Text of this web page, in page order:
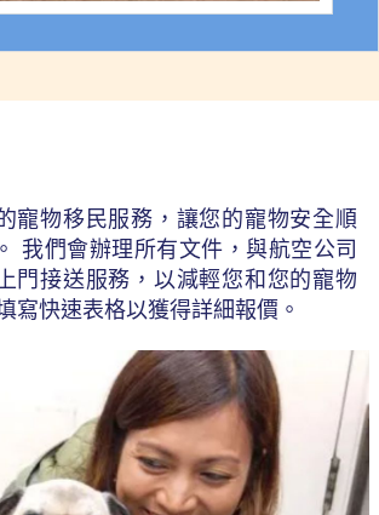
寵物移民服務，讓您的寵物安全順
我們會辦理所有文件，與航空公司
門接送服務，以減輕您和您的寵物
寫快速表格以獲得詳細報價。